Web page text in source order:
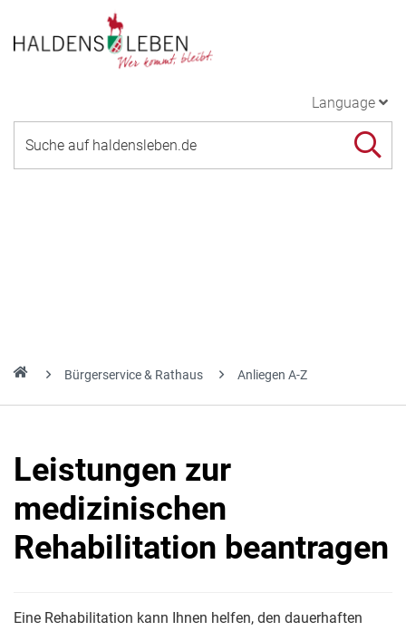
Language
Bürgerservice & Rathaus Anliegen A-Z
Leistungen zur
medizinischen
Rehabilitation beantragen
Eine Rehabilitation kann Ihnen helfen, den dauerhaften